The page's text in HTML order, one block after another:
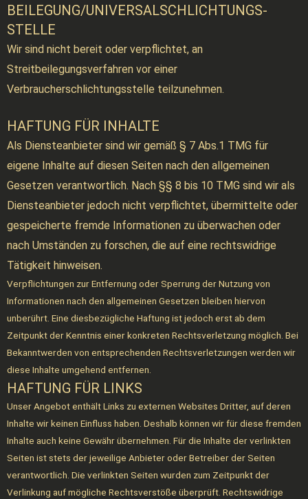
BEILEGUNG/UNIVERSAL­SCHLICHTUNGS­
STELLE
Wir sind nicht bereit oder verpflichtet, an
Streitbeilegungsverfahren vor einer
Verbraucherschlichtungsstelle teilzunehmen.
HAFTUNG FÜR INHALTE
Als Diensteanbieter sind wir gemäß § 7 Abs.1 TMG für
eigene Inhalte auf diesen Seiten nach den allgemeinen
Gesetzen verantwortlich. Nach §§ 8 bis 10 TMG sind wir als
Diensteanbieter jedoch nicht verpflichtet, übermittelte oder
gespeicherte fremde Informationen zu überwachen oder
nach Umständen zu forschen, die auf eine rechtswidrige
Tätigkeit hinweisen.
Verpflichtungen zur Entfernung oder Sperrung der Nutzung von
Informationen nach den allgemeinen Gesetzen bleiben hiervon
unberührt. Eine diesbezügliche Haftung ist jedoch erst ab dem
Zeitpunkt der Kenntnis einer konkreten Rechtsverletzung möglich. Bei
Bekanntwerden von entsprechenden Rechtsverletzungen werden wir
diese Inhalte umgehend entfernen.
HAFTUNG FÜR LINKS
Unser Angebot enthält Links zu externen Websites Dritter, auf deren
Inhalte wir keinen Einfluss haben. Deshalb können wir für diese fremden
Inhalte auch keine Gewähr übernehmen. Für die Inhalte der verlinkten
Seiten ist stets der jeweilige Anbieter oder Betreiber der Seiten
verantwortlich. Die verlinkten Seiten wurden zum Zeitpunkt der
Verlinkung auf mögliche Rechtsverstöße überprüft. Rechtswidrige